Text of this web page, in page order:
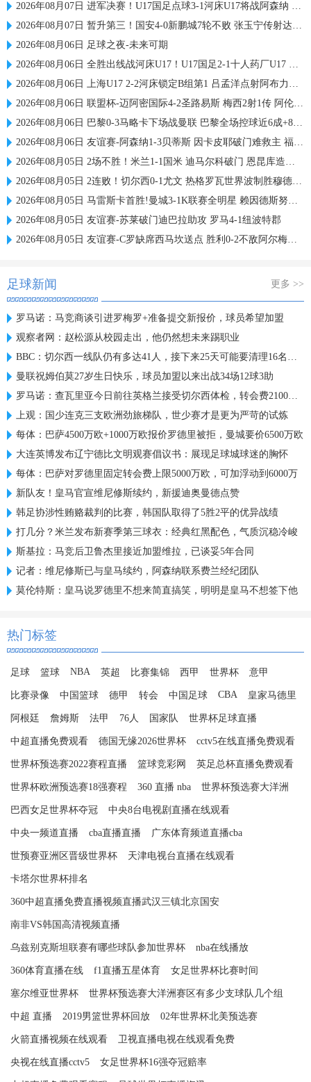
2026年08月07日 进军决赛！U17国足点球3-1河床U17将战阿森纳 江宇涵替补两扑点
2026年08月07日 暂升第三！国安4-0新鹏城7轮不败 张玉宁传射达万双响法比奥破门
2026年08月06日 足球之夜-未来可期
2026年08月06日 全胜出线战河床U17！U17国足2-1十人药厂U17 赵松源登场1分钟传射
2026年08月06日 上海U17 2-2河床锁定B组第1 吕孟洋点射阿布力米破门 将战A组第2
2026年08月06日 联盟杯-迈阿密国际4-2圣路易斯 梅西2射1传 阿伦助攻戴帽
2026年08月06日 巴黎0-3马略卡下场战曼联 巴黎全场控球近6成+8射3正未果
2026年08月06日 友谊赛-阿森纳1-3贝蒂斯 因卡皮耶破门难救主 福纳尔斯1射2传
2026年08月05日 2场不胜！米兰1-1国米 迪马尔科破门 恩昆库造点+点射拉莫斯登场
2026年08月05日 2连败！切尔西0-1尤文 热格罗瓦世界波制胜穆德里克时隔614天复出
2026年08月05日 马雷斯卡首胜!曼城3-1K联赛全明星 赖因德斯努里破门塞梅尼奥助攻
2026年08月05日 友谊赛-苏莱破门迪巴拉助攻 罗马4-1纽波特郡
2026年08月05日 友谊赛-C罗缺席西马坎送点 胜利0-2不敌阿尔梅里亚
足球新闻 更多 >>
罗马诺：马竞商谈引进罗梅罗+准备提交新报价，球员希望加盟
观察者网：赵松源从校园走出，他仍然想未来踢职业
BBC：切尔西一线队仍有多达41人，接下来25天可能要清理16名冗员
曼联祝姆伯莫27岁生日快乐，球员加盟以来出战34场12球3助
罗马诺：查瓦里亚今日前往英格兰接受切尔西体检，转会费2100万欧
上观：国少连克三支欧洲劲旅梯队，世少赛才是更为严苛的试炼
每体：巴萨4500万欧+1000万欧报价罗德里被拒，曼城要价6500万欧
大连英博发布辽宁德比文明观赛倡议书：展现足球城球迷的胸怀
每体：巴萨对罗德里固定转会费上限5000万欧，可加浮动到6000万
新队友！皇马官宣维尼修斯续约，新援迪奥曼德点赞
韩足协涉性贿赂裁判的比赛，韩国队取得了5胜2平的优异战绩
打几分？米兰发布新赛季第三球衣：经典红黑配色，气质沉稳冷峻
斯基拉：马竞后卫鲁杰里接近加盟维拉，已谈妥5年合同
记者：维尼修斯已与皇马续约，阿森纳联系费兰经纪团队
莫伦特斯：皇马说罗德里不想来简直搞笑，明明是皇马不想签下他
热门标签
足球 篮球 NBA 英超 比赛集锦 西甲 世界杯 意甲
比赛录像 中国篮球 德甲 转会 中国足球 CBA 皇家马德里
阿根廷 詹姆斯 法甲 76人 国家队 世界杯足球直播
中超直播免费观看 德国无缘2026世界杯 cctv5在线直播免费观看
世界杯预选赛2022赛程直播 篮球竞彩网 英足总杯直播免费观看
世界杯欧洲预选赛18强赛程 360 直播 nba 世界杯预选赛大洋洲
巴西女足世界杯夺冠 中央8台电视剧直播在线观看
中央一频道直播 cba直播直播 广东体育频道直播cba
世预赛亚洲区晋级世界杯 天津电视台直播在线观看
卡塔尔世界杯排名
360中超直播免费直播视频直播武汉三镇北京国安
南非VS韩国高清视频直播
乌兹别克斯坦联赛有哪些球队参加世界杯 nba在线播放
360体育直播在线 f1直播五星体育 女足世界杯比赛时间
塞尔维亚世界杯 世界杯预选赛大洋洲赛区有多少支球队几个组
中超 直播 2019男篮世界杯回放 02年世界杯北美预选赛
火箭直播视频在线观看 卫视直播电视在线观看免费
央视在线直播cctv5 女足世界杯16强夺冠赔率